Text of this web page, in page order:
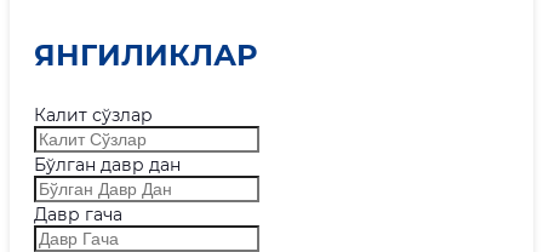
ЯНГИЛИКЛАР
Калит сўзлар
Бўлган давр дан
Давр гача